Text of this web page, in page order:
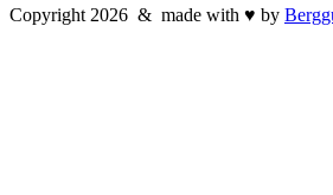
Copyright 2026 & made with ♥ by